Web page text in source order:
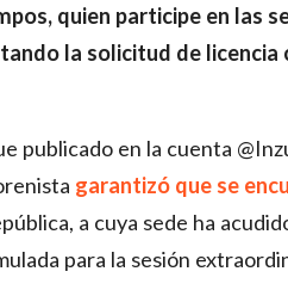
quien participe en las
la solicitud de licencia
publicado en la cuenta
garantizó que se
a cuya sede ha
para la sesión